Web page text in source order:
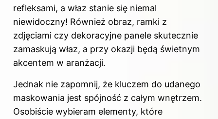
refleksami, a właz stanie się niemal
niewidoczny! Również obraz, ramki z
zdjęciami czy dekoracyjne panele skutecznie
zamaskują właz, a przy okazji będą świetnym
akcentem w aranżacji.
Jednak nie zapomnij, że kluczem do udanego
maskowania jest spójność z całym wnętrzem.
Osobiście wybieram elementy, które